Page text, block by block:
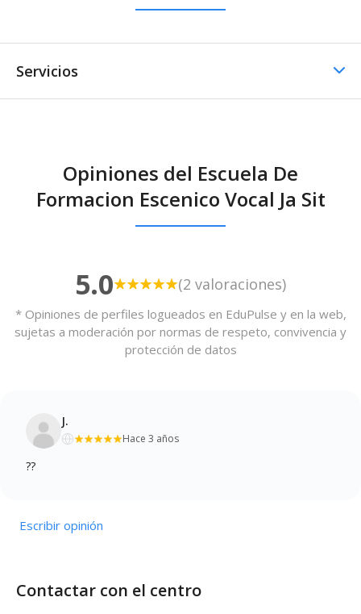
Servicios
Comedor / Cafetería -
Cocina propia
Opiniones del Escuela De
Formacion Escenico Vocal Ja Sit
5.0 (2 valoraciones)
* Opiniones de perfiles logueados en EduPulse y en la web,
sujetas a moderación por normas de respeto, convivencia y
protección de datos
J.
Hace 3 años
??
Escribir opinión
Contactar con el centro